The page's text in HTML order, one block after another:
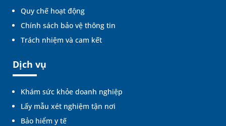
Quy chế hoạt động
Chính sách bảo vệ thông tin
Trách nhiệm và cam kết
Dịch vụ
Khám sức khỏe doanh nghiệp
Lấy mẫu xét nghiệm tận nơi
Bảo hiểm y tế